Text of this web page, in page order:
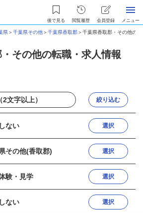
後で見る 閲覧履歴 会員登録 メニュー
県＞千葉県その他＞千葉県香取郡＞千葉県香取郡・その他の
その他の転職・求人情報
絞り込む
ない 選択
その他(香取郡) 選択
験・見学 選択
ない 選択